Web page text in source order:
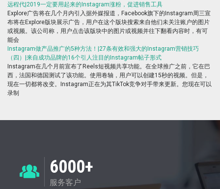
远程代|2019一定要用起来的Instagram涨粉，促进销售工具
Explore广告将在几个月内引入据外媒报道，Facebook旗下的Instagram周三宣
布将在Explore版块展示广告，用户在这个版块搜索来自他们未关注账户的图片
或视频。该公司称，用户点击该版块中的图片或视频并往下翻看内容时，有可
能会
Instagram做产品推广的5种方法！|27条有效和强大的Instagram营销技巧
（四）|来自成功品牌的16个引人注目的Instagram帖子形式
Instagram在几个月前宣布了Reels短视频共享功能。在全球推广之前，它在巴
西，法国和德国测试了该功能。使用卷轴，用户可以创建15秒的视频。但是，
现在一切都将改变。Instagram正在为其TikTok竞争对手带来更新。您现在可以
录制
6000+
服务客户